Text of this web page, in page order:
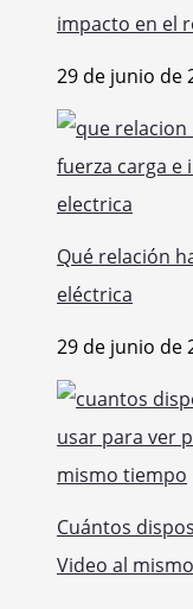
impacto en el
29 de junio de
Qué relación
eléctrica
29 de junio de
Cuántos
Video al